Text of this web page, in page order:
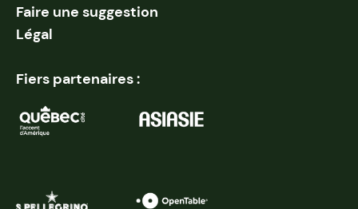
Faire une suggestion
Légal
Fiers partenaires :